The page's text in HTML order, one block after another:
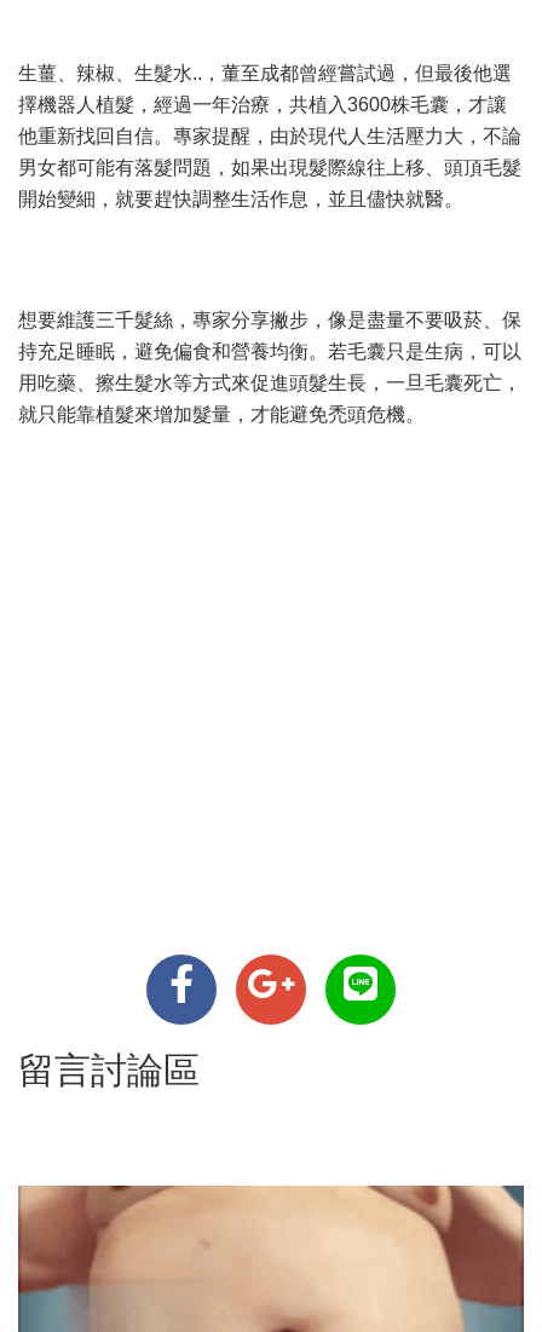
生薑、辣椒、生髮水..，董至成都曾經嘗試過，但最後他選
擇機器人植髮，經過一年治療，共植入3600株毛囊，才讓
他重新找回自信。專家提醒，由於現代人生活壓力大，不論
男女都可能有落髮問題，如果出現髮際線往上移、頭頂毛髮
開始變細，就要趕快調整生活作息，並且儘快就醫。
想要維護三千髮絲，專家分享撇步，像是盡量不要吸菸、保
持充足睡眠，避免偏食和營養均衡。若毛囊只是生病，可以
用吃藥、擦生髮水等方式來促進頭髮生長，一旦毛囊死亡，
就只能靠植髮來增加髮量，才能避免禿頭危機。
留言討論區